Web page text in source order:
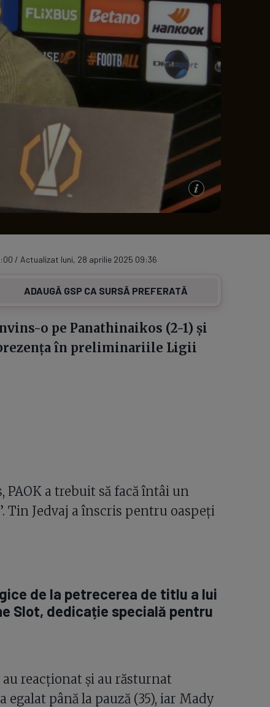
Meciuri
/ Actualizat luni, 28 aprilie 2025 09:36
ADAUGĂ GSP CA SURSĂ PREFERATĂ
o pe Panathinaikos (2-1) și
în preliminariile Ligii
a trebuit să facă întâi un
Tin Jedvaj a înscris pentru oaspeți
de la petrecerea de titlu a lui
Slot, dedicație specială pentru
reacționat și au răsturnat
până la pauză (35), iar Mady